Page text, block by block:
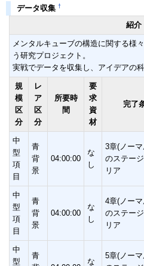
データ収集 †
紹介
メンタルキューブの構造に関する様
う研究プロジェクト。
実戦でデータを収集し、アイデアの
規
模
区
分
レ
ア
区
分
所要時
間
要
求
資
材
完了
中
型
項
目
青
背
景
04:00:00
な
し
3章(ノー
のステー
リア
中
型
項
目
青
背
景
04:00:00
な
し
4章(ノー
のステー
リア
中
型
青
な
5章(ノー